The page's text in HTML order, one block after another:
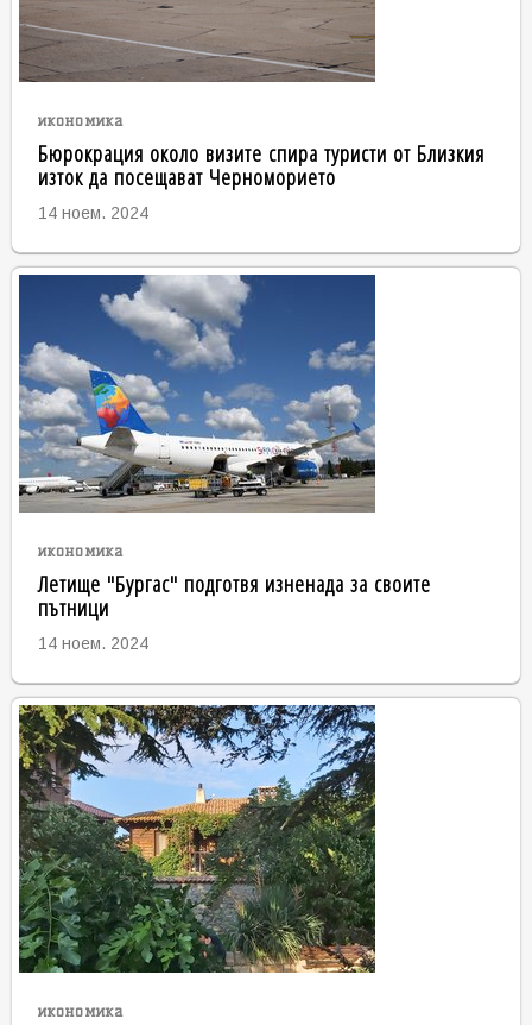
икономика
Бюрокрация около визите спира туристи от Близкия
изток да посещават Черноморието
14 ноем. 2024
икономика
Летище "Бургас" подготвя изненада за своите
пътници
14 ноем. 2024
икономика